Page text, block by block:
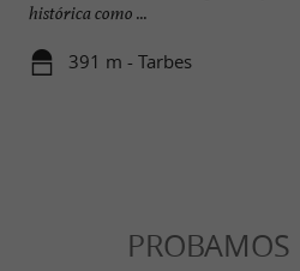
histórica como ...
391 m - Tarbes
PROBAMOS